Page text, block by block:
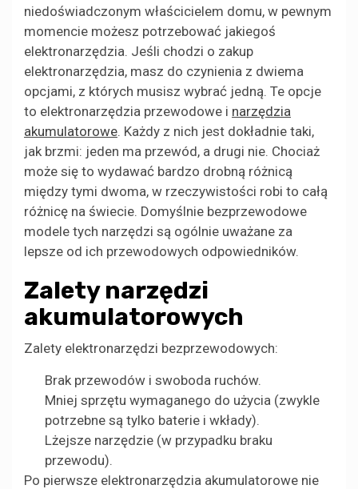
niedoświadczonym właścicielem domu, w pewnym
momencie możesz potrzebować jakiegoś
elektronarzędzia. Jeśli chodzi o zakup
elektronarzędzia, masz do czynienia z dwiema
opcjami, z których musisz wybrać jedną. Te opcje
to elektronarzędzia przewodowe i narzędzia
akumulatorowe. Każdy z nich jest dokładnie taki,
jak brzmi: jeden ma przewód, a drugi nie. Chociaż
może się to wydawać bardzo drobną różnicą
między tymi dwoma, w rzeczywistości robi to całą
różnicę na świecie. Domyślnie bezprzewodowe
modele tych narzędzi są ogólnie uważane za
lepsze od ich przewodowych odpowiedników.
Zalety narzędzi
akumulatorowych
Zalety elektronarzędzi bezprzewodowych:
Brak przewodów i swoboda ruchów.
Mniej sprzętu wymaganego do użycia (zwykle
potrzebne są tylko baterie i wkłady).
Lżejsze narzędzie (w przypadku braku
przewodu).
Po pierwsze elektronarzędzia akumulatorowe nie